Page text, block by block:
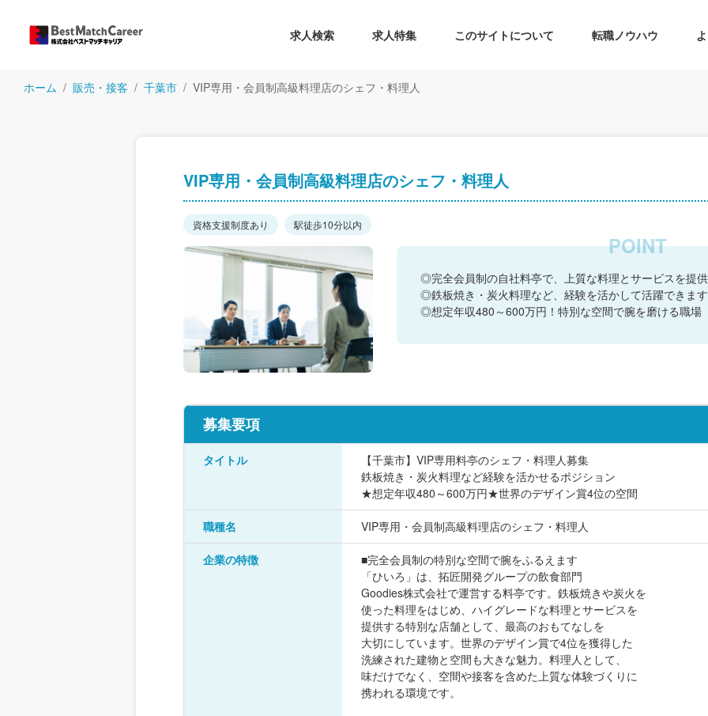
求人検索 求人特集 このサイトについて 転職ノウハウ
ホーム 販売・接客 千葉市 VIP専用・会員制高級料理店のシェフ・料理人
VIP専用・会員制高級料理店のシェフ・料理人
資格支援制度あり 駅徒歩10分以内
◎完全会員制の自社料亭で、上質な料理とサービスを提供
◎鉄板焼き・炭火料理など、経験を活かして活躍できます
◎想定年収480～600万円！特別な空間で腕を磨ける職場
募集要項
タイトル
【千葉市】VIP専用料亭のシェフ・料理人募集
鉄板焼き・炭火料理など経験を活かせるポジション
★想定年収480～600万円★世界のデザイン賞4位の空間
職種名 VIP専用・会員制高級料理店のシェフ・料理人
企業の特徴
■完全会員制の特別な空間で腕をふるえます
「ひいろ」は、拓匠開発グループの飲食部門
Goodies株式会社で運営する料亭です。鉄板焼きや炭火を
使った料理をはじめ、ハイグレードな料理とサービスを
提供する特別な店舗として、最高のおもてなしを
大切にしています。世界のデザイン賞で4位を獲得した
洗練された建物と空間も大きな魅力。料理人として、
味だけでなく、空間や接客を含めた上質な体験づくりに
携われる環境です。